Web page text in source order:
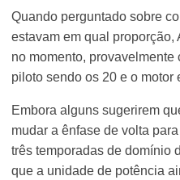
Quando perguntado sobre
estavam em qual proporção,
no momento,
piloto sendo os 20 e o motor
Embora alguns sugerirem
mudar a ênfase de volta
três temporadas de domínio
que a unidade de potência